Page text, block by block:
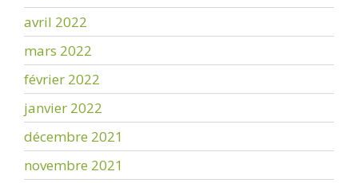
avril 2022
mars 2022
février 2022
janvier 2022
décembre 2021
novembre 2021